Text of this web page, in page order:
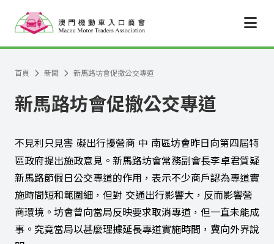
首頁 新聞 新馬路坊會促撤公交專道
新馬路坊會促撤公交專道
不見利只見害 礙出行擾營商 中 南區坊會昨日向第四屆特
區政府提出施政意見。新馬路坊會常務副會長李卓君質疑
新馬路節假日公交專道的作用，表示不少商戶認為專道實
施時間短和範圍細，但對 交通出行影響大，反而影響營
商環境。坊會曾向當局反映要求取消專道，但一直未能成
事。究竟當局以甚麼理據延長專道實施時間，冀向外界說